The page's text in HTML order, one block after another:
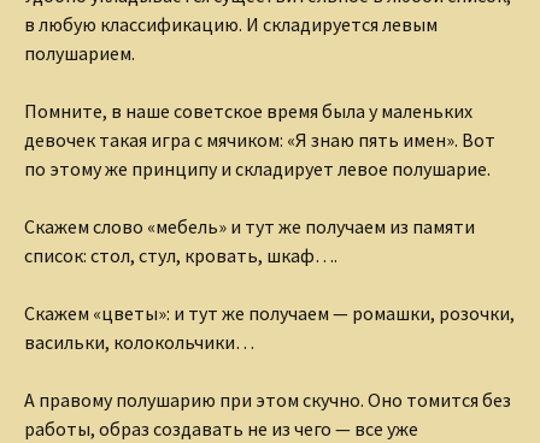
в любую классификацию. И складируется левым
полушарием.
Помните, в наше советское время была у маленьких
девочек такая игра с мячиком: «Я знаю пять имен». Вот
по этому же принципу и складирует левое полушарие.
Скажем слово «мебель» и тут же получаем из памяти
список: стол, стул, кровать, шкаф….
Скажем «цветы»: и тут же получаем — ромашки, розочки,
васильки, колокольчики…
А правому полушарию при этом скучно. Оно томится без
работы, образ создавать не из чего — все уже